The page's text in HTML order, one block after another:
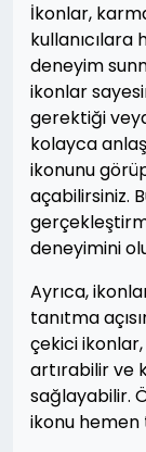
İkonlar,
kullanıcılara
deneyim
ikonlar
gerektiği
kolayca
ikonunu
açabilirsiniz.
deneyimini
Ayrıca,
tanıtma
çekici ikonlar,
artırabilir ve
sağlayabilir.
ikonu hemen